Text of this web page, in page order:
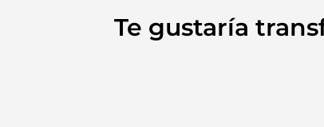
Te gustaría